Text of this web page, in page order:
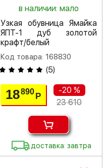
в наличии: мало
Узкая обувница Ямайка
ЯПТ-1 дуб золотой
крафт/белый
Код товара: 168830
(5)
18890 Р
-20 %
23 610
доставка: завтра